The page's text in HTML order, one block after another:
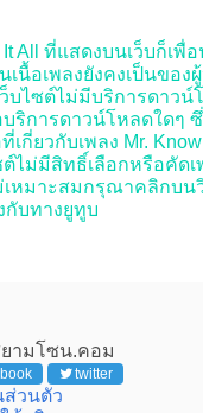
It All ที่แสดงบนเว็บก็เพื่
นื้อเพลงยังคงเป็นขอ
บไซต์ไม่มีบริการดาวน์
บริการดาวน์โหลดใดๆ
กี่ยวกับเพลง Mr.
ไม่มีสิทธิ์เลือกหรือคัดเ
เหมาะสมกรุณาคลิกบน
กับทางยูทูบ
ามโซน.คอม
twitter
ส่วนตัว